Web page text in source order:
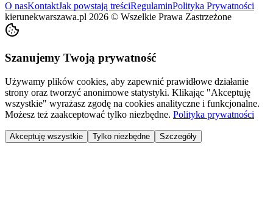
O nasKontaktJak powstają treściRegulaminPolityka Prywatności
kierunekwarszawa.pl 2026 © Wszelkie Prawa Zastrzeżone
Szanujemy Twoją prywatność
Używamy plików cookies, aby zapewnić prawidłowe działanie
strony oraz tworzyć anonimowe statystyki. Klikając "Akceptuję
wszystkie" wyrażasz zgodę na cookies analityczne i funkcjonalne.
Możesz też zaakceptować tylko niezbędne. Polityka prywatności
Akceptuję wszystkie Tylko niezbędne Szczegóły